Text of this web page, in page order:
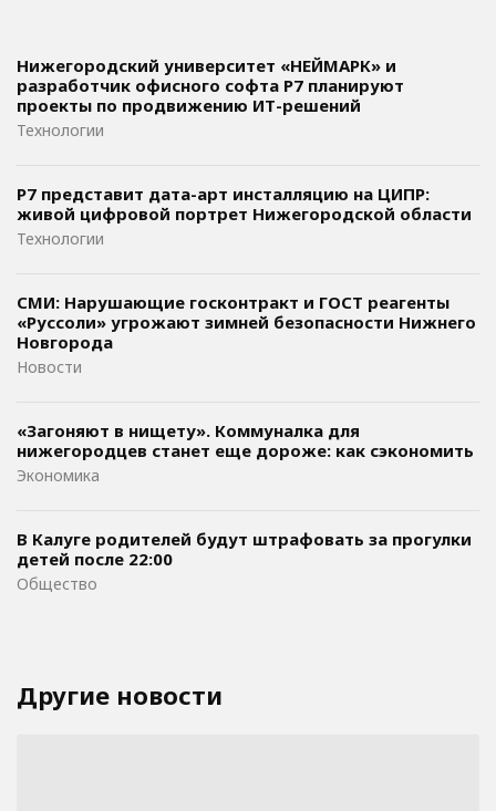
Нижегородский университет «НЕЙМАРК» и
разработчик офисного софта P7 планируют
проекты по продвижению ИТ-решений
Технологии
Р7 представит дата-арт инсталляцию на ЦИПР:
живой цифровой портрет Нижегородской области
Технологии
СМИ: Нарушающие госконтракт и ГОСТ реагенты
«Руссоли» угрожают зимней безопасности Нижнего
Новгорода
Новости
«Загоняют в нищету». Коммуналка для
нижегородцев станет еще дороже: как сэкономить
Экономика
В Калуге родителей будут штрафовать за прогулки
детей после 22:00
Общество
Другие новости